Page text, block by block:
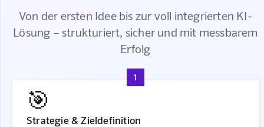
Von der ersten Idee bis zur voll integrierten KI-
Lösung – strukturiert, sicher und mit messbarem
Erfolg
1
🎯
Strategie & Zieldefinition